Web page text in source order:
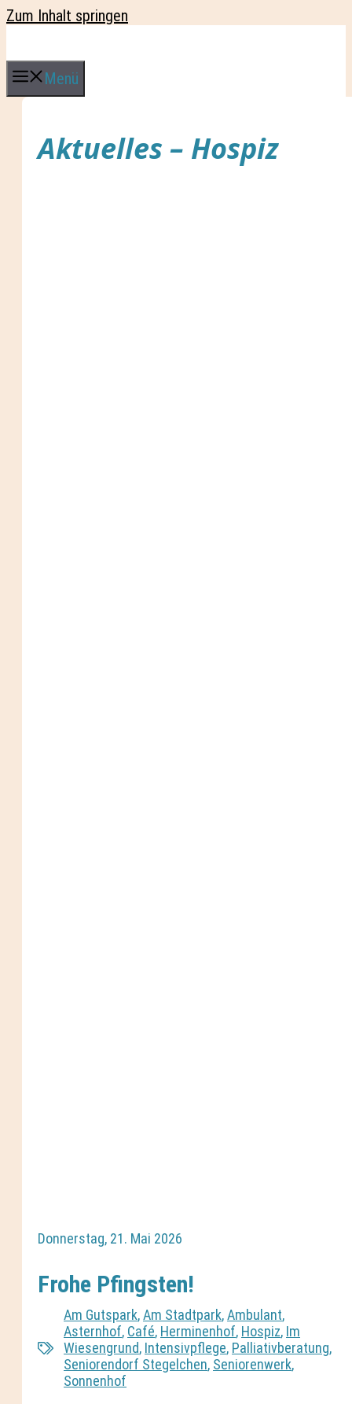
Zum Inhalt springen
Menü
Aktuelles – Hospiz
Donnerstag, 21. Mai 2026
Frohe Pfingsten!
Am Gutspark,Am Stadtpark,Ambulant,
Asternhof, Café, Herminenhof, Hospiz, Im
Wiesengrund, Intensivpflege, Palliativberatung,
Seniorendorf Stegelchen, Seniorenwerk,
Sonnenhof